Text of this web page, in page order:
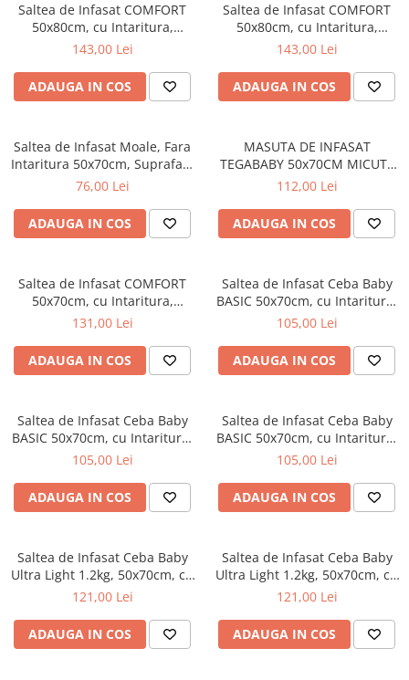
Saltea de Infasat COMFORT
50x80cm, cu Intaritura,
Grosime 3cm, Sistem Anti-
727
143,00 Lei
ADAUGA IN COS
Saltea de Infasat COMFORT
50x80cm, cu Intaritura,
Grosime 3cm, Sistem Anti-
728
143,00 Lei
ADAUGA IN COS
Saltea de Infasat Moale, Fara
Intaritura 50x70cm, Suprafata
Aderenta, Ceba Baby, Pierrot,
76,00 Lei
ADAUGA IN COS
MASUTA DE INFASAT
TEGABABY 50x70CM MICUTII
IEPURASI ALB KR-009-103
112,00 Lei
ADAUGA IN COS
Saltea de Infasat COMFORT
50x70cm, cu Intaritura,
Grosime 3cm, Sistem Anti-
101
131,00 Lei
ADAUGA IN COS
Saltea de Infasat Ceba Baby
BASIC 50x70cm, cu Intaritura,
Grosime 2cm, Sistem Anti-
000-787
105,00 Lei
ADAUGA IN COS
Saltea de Infasat Ceba Baby
BASIC 50x70cm, cu Intaritura,
Grosime 2cm, Sistem Anti-
000-786
105,00 Lei
ADAUGA IN COS
Saltea de Infasat Ceba Baby
BASIC 50x70cm, cu Intaritura,
Grosime 2cm, Sistem Anti-
216-000-781
105,00 Lei
ADAUGA IN COS
Saltea de Infasat Ceba Baby
Ultra Light 1.2kg, 50x70cm, cu
Intaritura, Grosime 3cm,
Alunecare, Forest Friends 204-
000-783
121,00 Lei
ADAUGA IN COS
Saltea de Infasat Ceba Baby
Ultra Light 1.2kg, 50x70cm, cu
Intaritura, Grosime 3cm,
Alunecare, Cosy Hipo 204-000-
780
121,00 Lei
ADAUGA IN COS